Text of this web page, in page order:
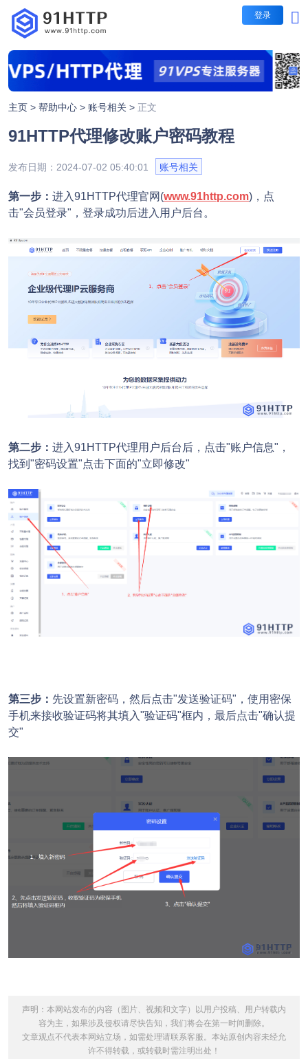
登录
短效代理
长效代理
隧道代理
短效代理
每日提取IP无限制
按时间计费，支持指定
包量套餐
按IP计费，业务长期有
主页 > 帮助中心 > 账号相关 > 正文
91HTTP代理修改账户密码教程
发布日期：2024-07-02 05:40:01 账号相关
第一步： 进入91HTTP代理官网(www.91http.com)，点
击"会员登录"，登录成功后进入用户后台。
第二步： 进入91HTTP代理用户后台后，点击"账户信息"，
找到"密码设置"点击下面的"立即修改"
第三步： 先设置新密码，然后点击"发送验证码"，使用密保
手机来接收验证码将其填入"验证码"框内，最后点击"确认提
交"
声明：本网站发布的内容（图片、视频和文字）以用户投稿、用户转载内
容为主，如果涉及侵权请尽快告知，我们将会在第一时间删除。
文章观点不代表本网站立场，如需处理请联系客服。本站原创内容未经允
许不得转载，或转载时需注明出处！